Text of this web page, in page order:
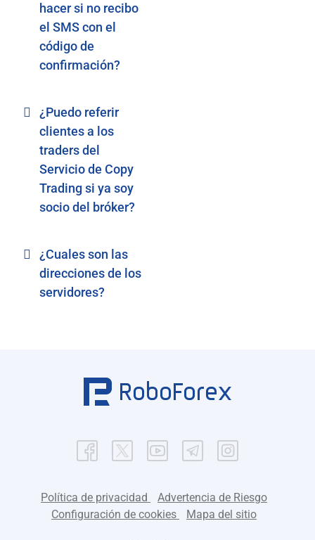
hacer si no recibo
el SMS con el
código de
confirmación?
¿Puedo referir
clientes a los
traders del
Servicio de Copy
Trading si ya soy
socio del bróker?
¿Cuales son las
direcciones de los
servidores?
Política de privacidad
Advertencia de Riesgo
Configuración de cookies
Mapa del sitio